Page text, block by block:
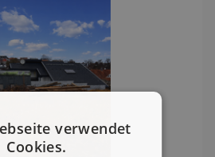
verwendet
Cookies.